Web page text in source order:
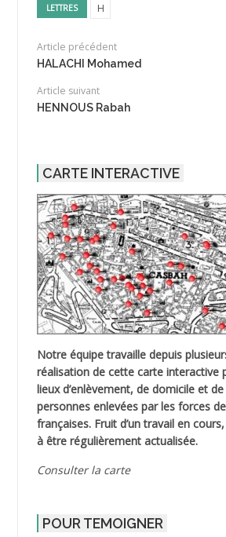
LETTRES H
Article précédent
HALACHI Mohamed
Article suivant
HENNOUS Rabah
CARTE INTERACTIVE
Notre équipe travaille depuis
réalisation de cette carte interactive
lieux d’enlèvement, de domicile et
personnes enlevées par les forces de
françaises. Fruit d’un travail en
à être régulièrement actualisée.
Consulter la carte
POUR TEMOIGNER